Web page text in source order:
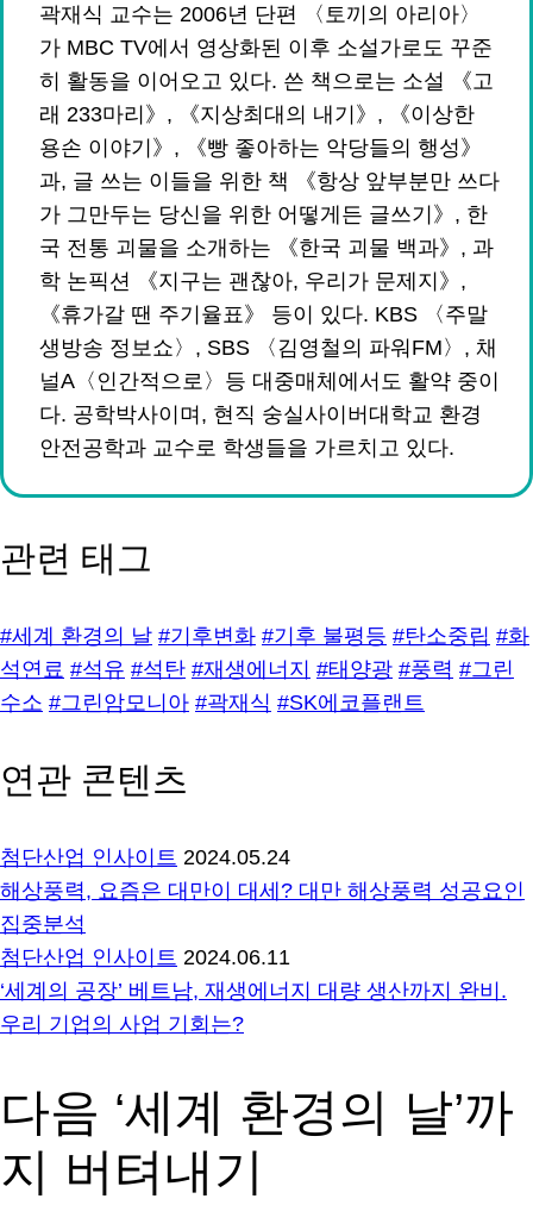
곽재식 교수는 2006년 단편 〈토끼의 아리아〉
가 MBC TV에서 영상화된 이후 소설가로도 꾸준
히 활동을 이어오고 있다. 쓴 책으로는 소설 《고
래 233마리》, 《지상최대의 내기》, 《이상한
용손 이야기》, 《빵 좋아하는 악당들의 행성》
과, 글 쓰는 이들을 위한 책 《항상 앞부분만 쓰다
가 그만두는 당신을 위한 어떻게든 글쓰기》, 한
국 전통 괴물을 소개하는 《한국 괴물 백과》, 과
학 논픽션 《지구는 괜찮아, 우리가 문제지》,
《휴가갈 땐 주기율표》 등이 있다. KBS 〈주말
생방송 정보쇼〉, SBS 〈김영철의 파워FM〉, 채
널A〈인간적으로〉등 대중매체에서도 활약 중이
다. 공학박사이며, 현직 숭실사이버대학교 환경
안전공학과 교수로 학생들을 가르치고 있다.
관련 태그
#세계 환경의 날 #기후변화 #기후 불평등 #탄소중립 #화
석연료 #석유 #석탄 #재생에너지 #태양광 #풍력 #그린
수소 #그린암모니아 #곽재식 #SK에코플랜트
연관 콘텐츠
첨단산업 인사이트 2024.05.24
해상풍력, 요즘은 대만이 대세? 대만 해상풍력 성공요인
집중분석
첨단산업 인사이트 2024.06.11
‘세계의 공장’ 베트남, 재생에너지 대량 생산까지 완비.
우리 기업의 사업 기회는?
다음 ‘세계 환경의 날’까
지 버텨내기